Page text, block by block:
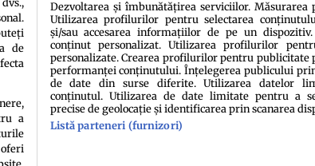
de cookiesTermeni şi condiţiiEchipa redacțională
de
a
Dezvoltarea și îmbunătățirea serviciilor. Măsurarea
Utilizarea profilurilor pentru selectarea
și/sau accesarea informațiilor de pe un
conținut personalizat. Utilizarea profilurilor
personalizate. Crearea profilurilor pentru publicitate
performanței conținutului. Înțelegerea publicului
de date din surse diferite. Utilizarea datelor
conținutul. Utilizarea de date limitate pentru a
precise de geolocație și identificarea prin scanarea
Listă parteneri (furnizori)